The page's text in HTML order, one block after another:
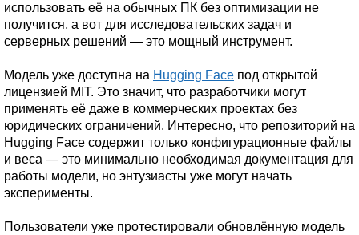
использовать её на обычных ПК без оптимизации не
получится, а вот для исследовательских задач и
серверных решений — это мощный инструмент.
Модель уже доступна на Hugging Face под открытой
лицензией MIT. Это значит, что разработчики могут
применять её даже в коммерческих проектах без
юридических ограничений. Интересно, что репозиторий на
Hugging Face содержит только конфигурационные файлы
и веса — это минимально необходимая документация для
работы модели, но энтузиасты уже могут начать
эксперименты.
Пользователи уже протестировали обновлённую модель